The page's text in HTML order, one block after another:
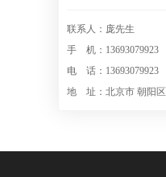
联系人：庞先生
手 机：13693079923
电 话：13693079923
地 址：北京市 朝阳区